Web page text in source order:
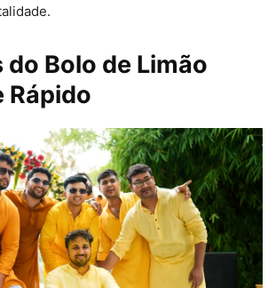
Bolo de Limão
Rápido